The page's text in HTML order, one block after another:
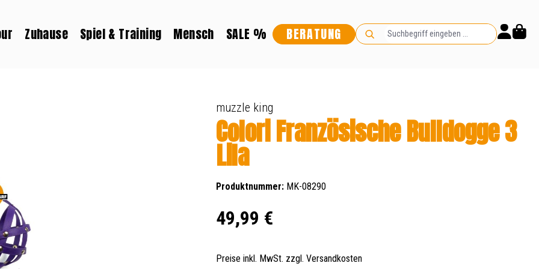
Zuhause Spiel & Training Mensch SALE % BERATUNG
muzzle king
Colori Französische Bulldogge 3
Lila
Produktnummer: MK-08290
Regulärer Preis:
49,99 €
Preise inkl. MwSt. zzgl. Versandkosten